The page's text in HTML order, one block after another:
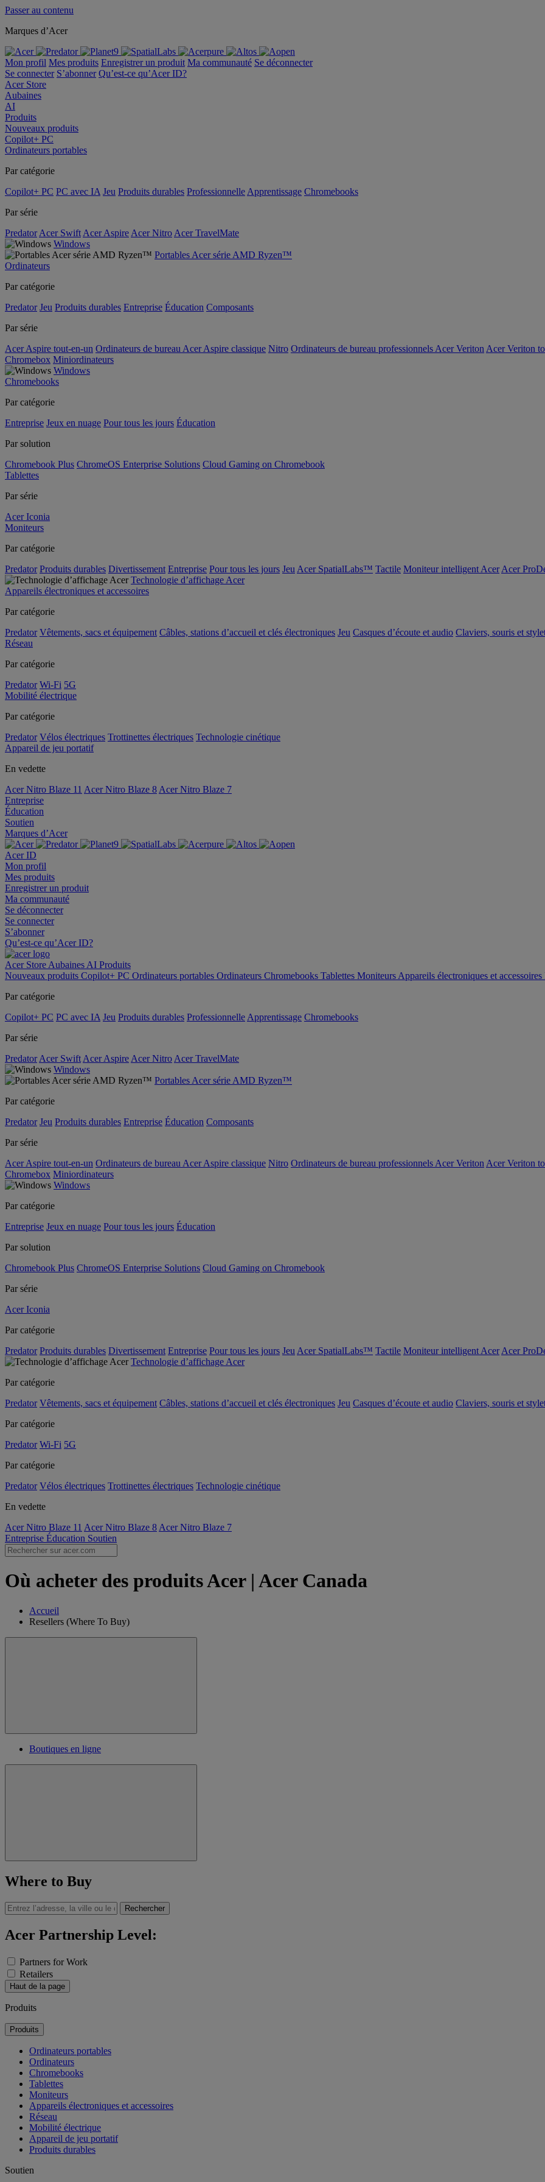
Passer au contenu
Marques d’Acer
Mon profil Mes produits Enregistrer un produit Ma communauté Se déconnecter
Se connecter S’abonner Qu’est-ce qu’Acer ID?
Acer Store
Aubaines
AI
Produits
Nouveaux produits
Copilot+ PC
Ordinateurs portables
Par catégorie
Copilot+ PC PC avec IA Jeu Produits durables Professionnelle Apprentissage Chromebooks
Par série
Predator Acer Swift Acer Aspire Acer Nitro Acer TravelMate
Windows
Portables Acer série AMD Ryzen™
Ordinateurs
Par catégorie
Predator Jeu Produits durables Entreprise Éducation Composants
Par série
Acer Aspire tout-en-un Ordinateurs de bureau Acer Aspire classique Nitro Ordinateurs de bureau professionnels Acer Veriton Acer Veriton
Chromebox Miniordinateurs
Windows
Chromebooks
Par catégorie
Entreprise Jeux en nuage Pour tous les jours Éducation
Par solution
Chromebook Plus ChromeOS Enterprise Solutions Cloud Gaming on Chromebook
Tablettes
Par série
Acer Iconia
Moniteurs
Par catégorie
Predator Produits durables Divertissement Entreprise Pour tous les jours Jeu Acer SpatialLabs™ Tactile Moniteur intelligent Acer Acer
Technologie d’affichage Acer
Appareils électroniques et accessoires
Par catégorie
Predator Vêtements, sacs et équipement Câbles, stations d’accueil et clés électroniques Jeu Casques d’écoute et audio Claviers, souris et
Réseau
Par catégorie
Predator Wi-Fi 5G
Mobilité électrique
Par catégorie
Predator Vélos électriques Trottinettes électriques Technologie cinétique
Appareil de jeu portatif
En vedette
Acer Nitro Blaze 11 Acer Nitro Blaze 8 Acer Nitro Blaze 7
Entreprise
Éducation
Soutien
Marques d’Acer
Acer ID
Mon profil
Mes produits
Enregistrer un produit
Ma communauté
Se déconnecter
Se connecter
S’abonner
Qu’est-ce qu’Acer ID?
Acer Store Aubaines AI Produits
Nouveaux produits Copilot+ PC Ordinateurs portables Ordinateurs Chromebooks Tablettes Moniteurs Appareils électroniques et accessoires
Par catégorie
Copilot+ PC PC avec IA Jeu Produits durables Professionnelle Apprentissage Chromebooks
Par série
Predator Acer Swift Acer Aspire Acer Nitro Acer TravelMate
Windows
Portables Acer série AMD Ryzen™
Par catégorie
Predator Jeu Produits durables Entreprise Éducation Composants
Par série
Acer Aspire tout-en-un Ordinateurs de bureau Acer Aspire classique Nitro Ordinateurs de bureau professionnels Acer Veriton Acer Veriton
Chromebox Miniordinateurs
Windows
Par catégorie
Entreprise Jeux en nuage Pour tous les jours Éducation
Par solution
Chromebook Plus ChromeOS Enterprise Solutions Cloud Gaming on Chromebook
Par série
Acer Iconia
Par catégorie
Predator Produits durables Divertissement Entreprise Pour tous les jours Jeu Acer SpatialLabs™ Tactile Moniteur intelligent Acer Acer
Technologie d’affichage Acer
Par catégorie
Predator Vêtements, sacs et équipement Câbles, stations d’accueil et clés électroniques Jeu Casques d’écoute et audio Claviers, souris et
Par catégorie
Predator Wi-Fi 5G
Par catégorie
Predator Vélos électriques Trottinettes électriques Technologie cinétique
En vedette
Acer Nitro Blaze 11 Acer Nitro Blaze 8 Acer Nitro Blaze 7
Entreprise Éducation Soutien
Où acheter des produits Acer | Acer Canada
Accueil
Resellers (Where To Buy)
Boutiques en ligne
Where to Buy
Rechercher
Acer Partnership Level:
Partners for Work
Retailers
Haut de la page
Produits
Produits
Ordinateurs portables
Ordinateurs
Chromebooks
Tablettes
Moniteurs
Appareils électroniques et accessoires
Réseau
Mobilité électrique
Appareil de jeu portatif
Produits durables
Soutien